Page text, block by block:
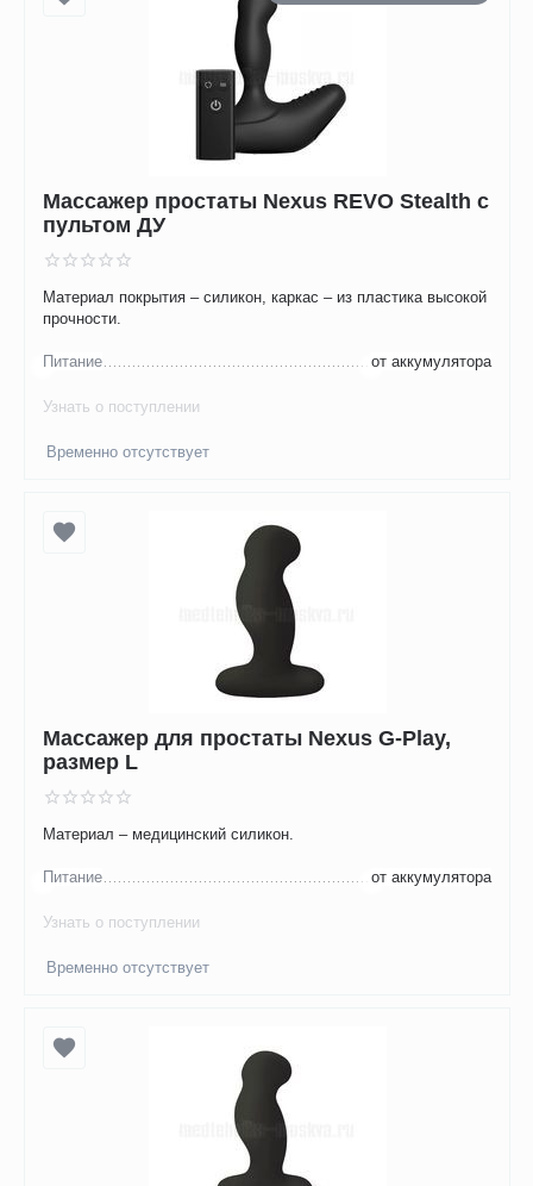
Массажер простаты Nexus REVO Stealth с
пультом ДУ
Материал покрытия – силикон, каркас – из пластика высокой
прочности.
Питание от аккумулятора
Узнать о поступлении
Временно отсутствует
Массажер для простаты Nexus G-Play,
размер L
Материал – медицинский силикон.
Питание от аккумулятора
Узнать о поступлении
Временно отсутствует